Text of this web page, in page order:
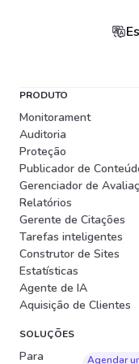
PRODUTO
Monitorament
Auditoria
Proteção
Publicador de
Gerenciador de
Relatórios
Gerente de Citações
Tarefas inteligentes
Construtor de Sites
Estatísticas
Agente de IA
Aquisição de Clientes
SOLUÇÕES
Para Agendar